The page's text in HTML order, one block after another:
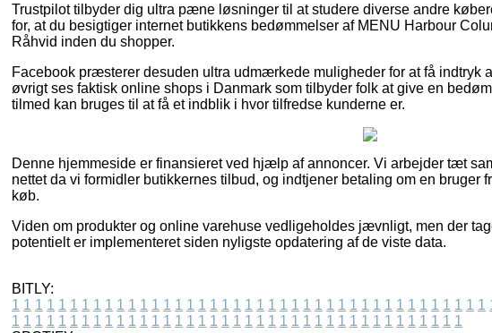
Trustpilot tilbyder dig ultra pæne løsninger til at studere diverse andre
for, at du besigtiger internet butikkens bedømmelser af MENU Harbour
Råhvid inden du shopper.
Facebook præsterer desuden ultra udmærkede muligheder for at få indtryk
øvrigt ses faktisk online shops i Danmark som tilbyder folk at give en
tilmed kan bruges til at få et indblik i hvor tilfredse kunderne er.
Denne hjemmeside er finansieret ved hjælp af annoncer. Vi arbejder tæt
nettet da vi formidler butikkernes tilbud, og indtjener betaling om en bruger
køb.
Viden om produkter og online varehuse vedligeholdes jævnligt, men der
potentielt er implementeret siden nyligste opdatering af de viste data.
BITLY:
1 1 1 1 1 1 1 1 1 1 1 1 1 1 1 1 1 1 1 1 1 1 1 1 1 1 1 1 1 1 1 1 1 1 1 1 1 1 1 1 1
1 1 1 1 1 1 1 1 1 1 1 1 1 1 1 1 1 1 1 1 1 1 1 1 1 1 1 1 1 1 1 1 1 1 1 1 1 1 1